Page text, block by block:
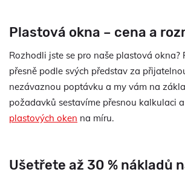
Plastová okna – cena a
Rozhodli jste se pro naše plastová okna?
přesně podle svých představ za
nezávaznou poptávku a my vám na
požadavků sestavíme přesnou kalkulaci
plastových oken na míru.
Ušetřete až 30 % nákladů